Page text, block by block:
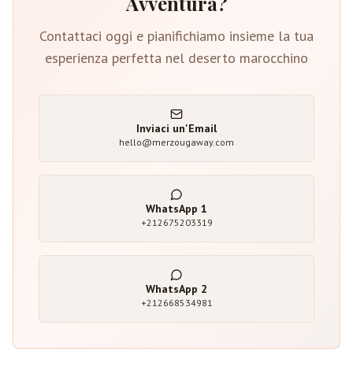
Contattaci oggi e pianifichiamo insieme la tua
esperienza perfetta nel deserto marocchino
Inviaci un'Email
hello@merzougaway.com
WhatsApp 1
+212675203319
WhatsApp 2
+212668534981